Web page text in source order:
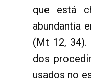
que está
abundantia
(Mt 12,
dos
usados no